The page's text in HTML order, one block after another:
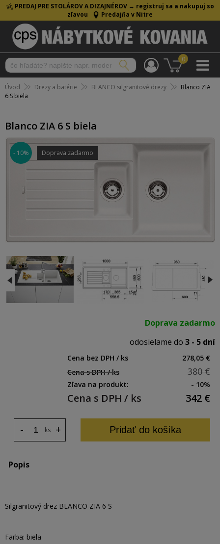
PREDAJ PRE STOLÁROV A DIZAJNÉROV → registruj sa a nakupuj so
zľavou
Predajňa v Nitre
0
Úvod Drezy a batérie BLANCO silgranitové drezy
Blanco ZIA
6 S biela
Blanco ZIA 6 S biela
- 10% Doprava zadarmo
Doprava zadarmo
odosielame do 3 - 5 dní
Cena bez DPH / ks
278,05 €
Cena s DPH / ks
380 €
Zľava na produkt: - 10%
Cena s DPH / ks 342 €
ks +
- Pridať do košíka
Popis
Silgranitový drez BLANCO ZIA 6 S
Farba: biela